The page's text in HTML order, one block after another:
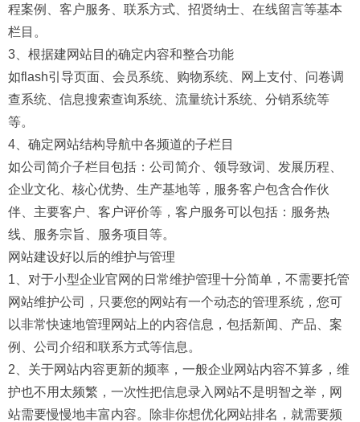
程案例、客户服务、联系方式、招贤纳士、在线留言等基本
栏目。
3、根据建网站目的确定内容和整合功能
如flash引导页面、会员系统、购物系统、网上支付、问卷调
查系统、信息搜索查询系统、流量统计系统、分销系统等
等。
4、确定网站结构导航中各频道的子栏目
如公司简介子栏目包括：公司简介、领导致词、发展历程、
企业文化、核心优势、生产基地等，服务客户包含合作伙
伴、主要客户、客户评价等，客户服务可以包括：服务热
线、服务宗旨、服务项目等。
网站建设好以后的维护与管理
1、对于小型企业官网的日常维护管理十分简单，不需要托管
网站维护公司，只要您的网站有一个动态的管理系统，您可
以非常快速地管理网站上的内容信息，包括新闻、产品、案
例、公司介绍和联系方式等信息。
2、关于网站内容更新的频率，一般企业网站内容不算多，维
护也不用太频繁，一次性把信息录入网站不是明智之举，网
站需要慢慢地丰富内容。除非你想优化网站排名，就需要频